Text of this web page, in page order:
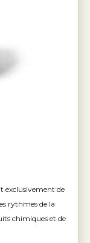
exclusivement de
rythmes de la
chimiques et de